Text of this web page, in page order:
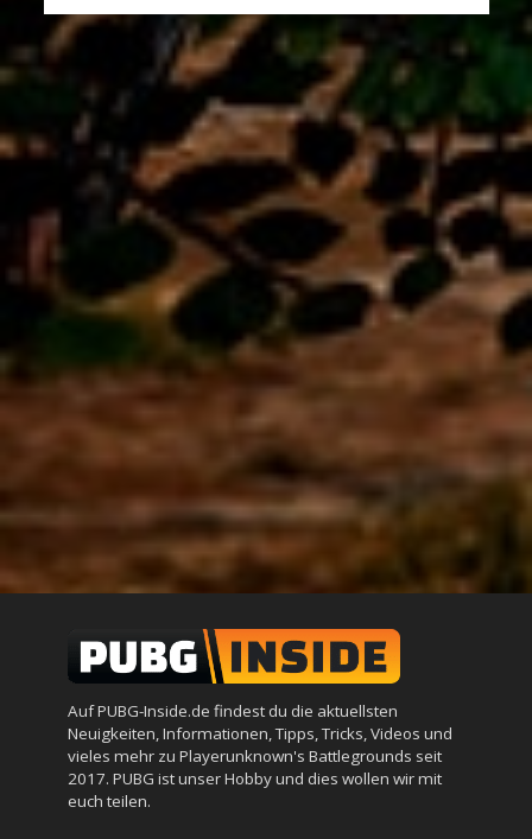
Auf PUBG-Inside.de findest du die aktuellsten
Neuigkeiten, Informationen, Tipps, Tricks, Videos und
vieles mehr zu Playerunknown's Battlegrounds seit
2017. PUBG ist unser Hobby und dies wollen wir mit
euch teilen.